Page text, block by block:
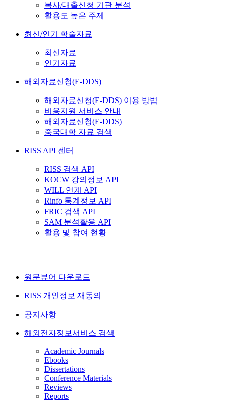
복사/대출신청 기관 분석
활용도 높은 주제
최신/인기 학술자료
최신자료
인기자료
해외자료신청(E-DDS)
해외자료신청(E-DDS) 이용 방법
비용지원 서비스 안내
해외자료신청(E-DDS)
중국대학 자료 검색
RISS API 센터
RISS 검색 API
KOCW 강의정보 API
WILL 연계 API
Rinfo 통계정보 API
FRIC 검색 API
SAM 분석활용 API
활용 및 참여 현황
원문뷰어 다운로드
RISS 개인정보 재동의
공지사항
해외전자정보서비스 검색
Academic Journals
Ebooks
Dissertations
Conference Materials
Reviews
Reports